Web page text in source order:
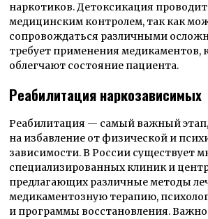
наркотиков. Детоксикация
медицинским контролем, так как
сопровождаться различными
требует применения медикаментов,
облегчают состояние пациента.
Реабилитация наркозависимых
Реабилитация — самый важный
на избавление от физической и
зависимости. В России существует
специализированных клиник и
предлагающих различные методы
медикаментозную терапию,
и программы восстановления.